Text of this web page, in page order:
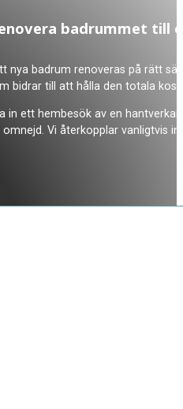
badrummet till
nya badrum renoveras på rätt
bidrar till att hålla den totala
in ett hembesök av en
Vi återkopplar vanligtvis